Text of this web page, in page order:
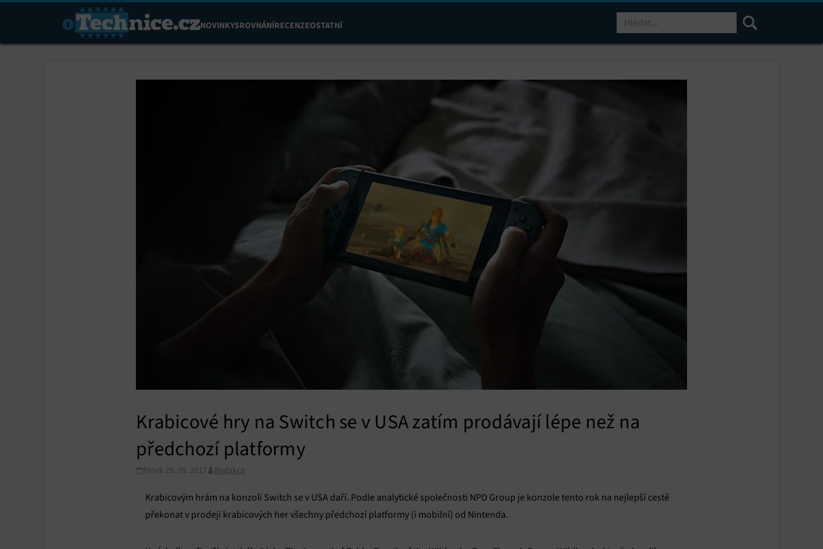
NOVINKYSROVNÁNÍRECENZEOSTATNÍ
Krabicové hry na Switch se v USA zatím prodávají lépe než na
předchozí platformy
Pátek 29. 09. 2017 Redakce
Krabicovým hrám na konzoli Switch se v USA daří. Podle analytické společnosti NPD Group je konzole tento rok na nejlepší cestě
překonat v prodeji krabicových her všechny předchozí platformy (i mobilní) od Nintenda.